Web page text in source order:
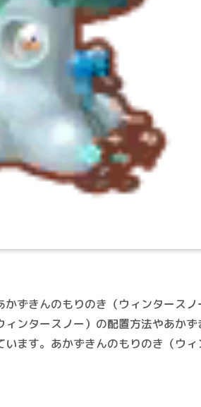
ずきんのもりのき（ウィンタース
ンタースノー）の配置方法やあかず
います。あかずきんのもりのき（ウ